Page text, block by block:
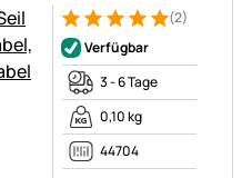
Bewertung: 5 von 5 (2
2 Bewertungen
(2)
Verfügbar
3 - 6 Tage
0,10 kg
44704